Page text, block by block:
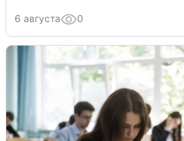
6 августа 0